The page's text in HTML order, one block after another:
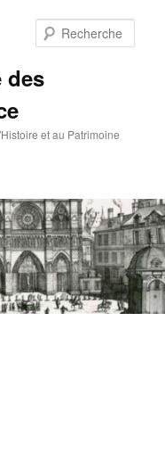
des
et au Patrimoine